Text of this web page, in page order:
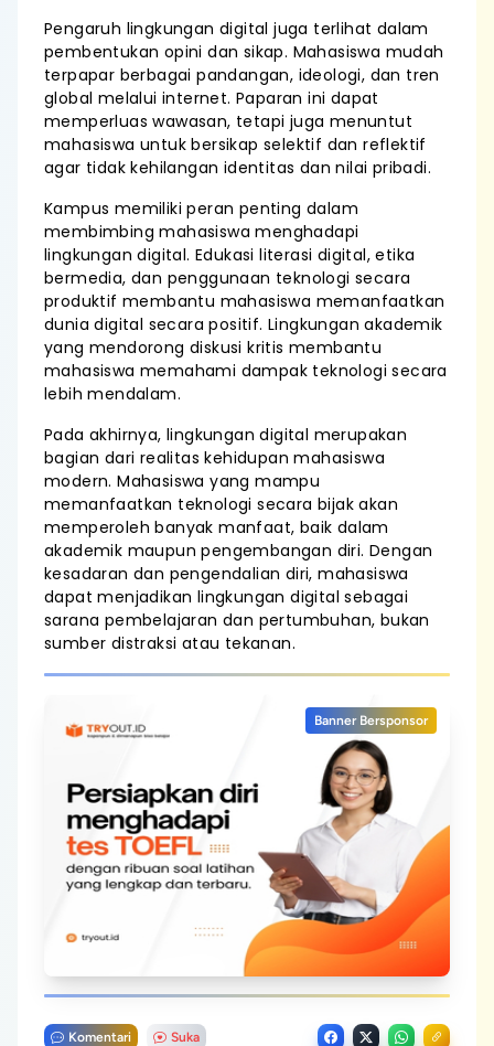
Pengaruh lingkungan digital juga terlihat dalam
pembentukan opini dan sikap. Mahasiswa mudah
terpapar berbagai pandangan, ideologi, dan tren
global melalui internet. Paparan ini dapat
memperluas wawasan, tetapi juga menuntut
mahasiswa untuk bersikap selektif dan reflektif
agar tidak kehilangan identitas dan nilai pribadi.
Kampus memiliki peran penting dalam
membimbing mahasiswa menghadapi
lingkungan digital. Edukasi literasi digital, etika
bermedia, dan penggunaan teknologi secara
produktif membantu mahasiswa memanfaatkan
dunia digital secara positif. Lingkungan akademik
yang mendorong diskusi kritis membantu
mahasiswa memahami dampak teknologi secara
lebih mendalam.
Pada akhirnya, lingkungan digital merupakan
bagian dari realitas kehidupan mahasiswa
modern. Mahasiswa yang mampu
memanfaatkan teknologi secara bijak akan
memperoleh banyak manfaat, baik dalam
akademik maupun pengembangan diri. Dengan
kesadaran dan pengendalian diri, mahasiswa
dapat menjadikan lingkungan digital sebagai
sarana pembelajaran dan pertumbuhan, bukan
sumber distraksi atau tekanan.
Banner Bersponsor
Komentari Suka